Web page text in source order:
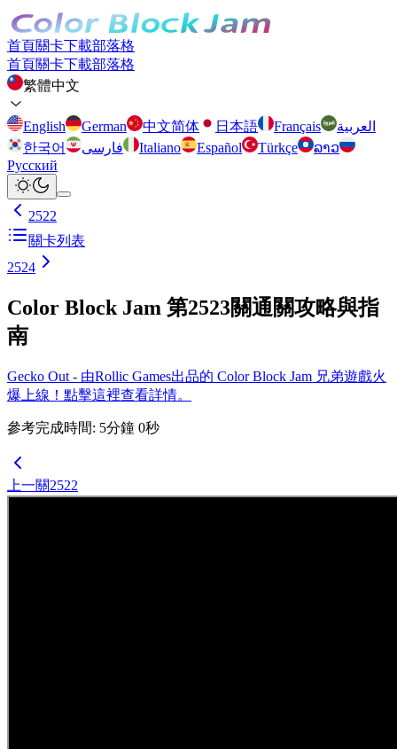
首頁關卡下載部落格
首頁關卡下載部落格
繁體中文
English German 中文简体 日本語 Français
العربية
한국어
فارسی Italiano Español Türkçe
ລາວ
Русский
2522
關卡列表
2524
Color Block Jam 第2523關通關攻略與指
南
Gecko Out - 由Rollic Games出品的 Color Block Jam 兄弟遊戲火
爆上線！點擊這裡查看詳情。
參考完成時間: 5分鐘 0秒
上一關2522